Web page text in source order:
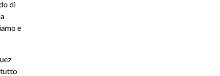
di
e
tutto